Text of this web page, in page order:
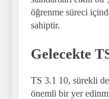
öğrenme süreci
sahiptir.
Gelecekte
TS 3.1 10, sürekli
önemli bir yer